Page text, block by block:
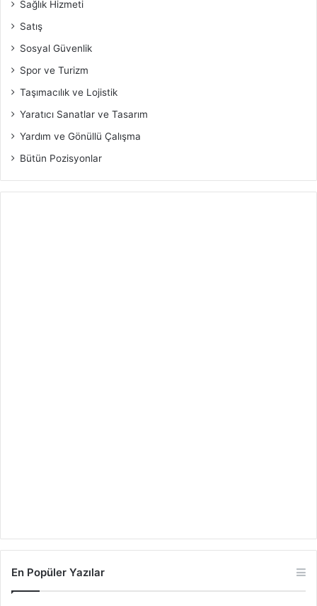
Sağlık Hizmeti
Satış
Sosyal Güvenlik
Spor ve Turizm
Taşımacılık ve Lojistik
Yaratıcı Sanatlar ve Tasarım
Yardım ve Gönüllü Çalışma
Bütün Pozisyonlar
En Popüler Yazılar